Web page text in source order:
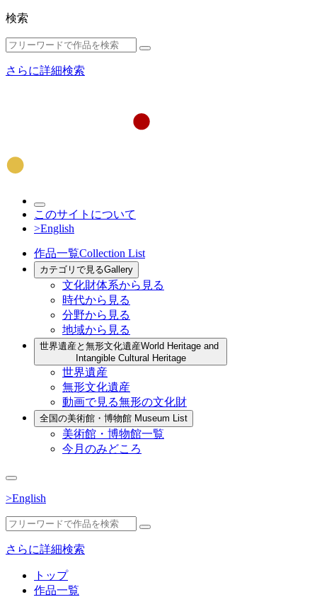
検索
さらに詳細検索
このサイトについて
>English
作品一覧Collection List
カテゴリで見るGallery
文化財体系から見る
時代から見る
分野から見る
地域から見る
世界遺産と無形文化遺産World Heritage and
Intangible Cultural Heritage
世界遺産
無形文化遺産
動画で見る無形の文化財
全国の美術館・博物館 Museum List
美術館・博物館一覧
今月のみどころ
>English
さらに詳細検索
トップ
作品一覧